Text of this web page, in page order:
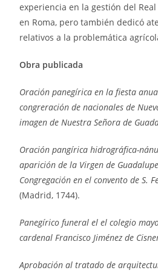
experiencia en la gestión del
en Roma, pero también dedicó
relativos a la problemática
Obra publicada
Oración panegírica en la fiesta
congreración de nacionales de
imagen de Nuestra Señora de
Oración pangírica hidrográfica-
aparición de la Virgen de
Congregación en el convento de S.
(Madrid, 1744).
Panegírico funeral el el colegio
cardenal Francisco Jiménez de
Aprobación al tratado de